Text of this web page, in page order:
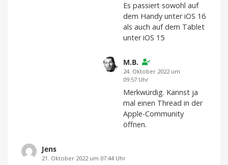
Es passiert sowohl auf
dem Handy unter iOS 16
als auch auf dem Tablet
unter iOS 15
M.B.
24. Oktober 2022 um
09:57 Uhr
Merkwürdig. Kannst ja
mal einen Thread in der
Apple-Community
öffnen.
Jens
21. Oktober 2022 um 07:44 Uhr